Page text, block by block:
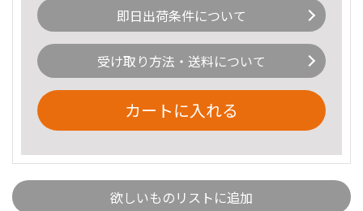
即日出荷条件について
受け取り方法・送料について
カートに入れる
欲しいものリストに追加